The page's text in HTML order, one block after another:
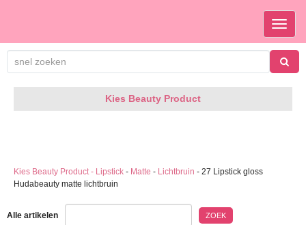
Kies Beauty Product
Kies Beauty Product - Lipstick - Matte - Lichtbruin - 27 Lipstick gloss
Hudabeauty matte lichtbruin
Alle artikelen ZOEK